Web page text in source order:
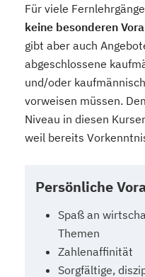
Für viele
keine besonderen
gibt aber auch
abgeschlossene
und/oder
vorweisen müssen.
Niveau in diesen
weil bereits
Persönliche
Spaß an
Themen
Zahlenaffinität
Sorgfältige,